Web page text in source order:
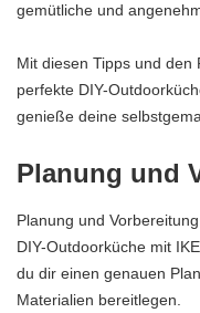
gemütliche und
Mit diesen Tipps und den
perfekte DIY-
genieße deine
Planung und
Planung und
DIY-Outdoorküche mit
du dir einen genauen
Materialien bereitlegen.